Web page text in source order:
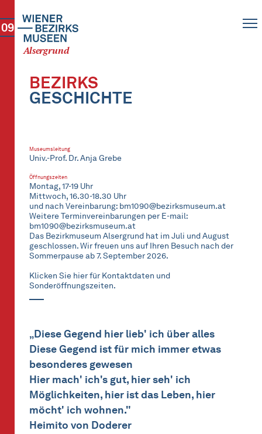
Alsergrund
09
BEZIRKS
GESCHICHTE
Museumsleitung
Univ.-Prof. Dr. Anja Grebe
Öffnungszeiten
Montag, 17-19 Uhr
Mittwoch, 16.30-18.30 Uhr
und nach Vereinbarung: bm1090@bezirksmuseum.at
Weitere Terminvereinbarungen per E-mail:
bm1090@bezirksmuseum.at
Das Bezirkmuseum Alsergrund hat im Juli und August
geschlossen. Wir freuen uns auf Ihren Besuch nach der
Sommerpause ab 7. September 2026.
Klicken Sie hier für Kontaktdaten und
Sonderöffnungszeiten.
„Diese Gegend hier lieb' ich über alles
Diese Gegend ist für mich immer etwas
besonderes gewesen
Hier mach' ich's gut, hier seh' ich
Möglichkeiten, hier ist das Leben, hier
möcht' ich wohnen."
Heimito von Doderer